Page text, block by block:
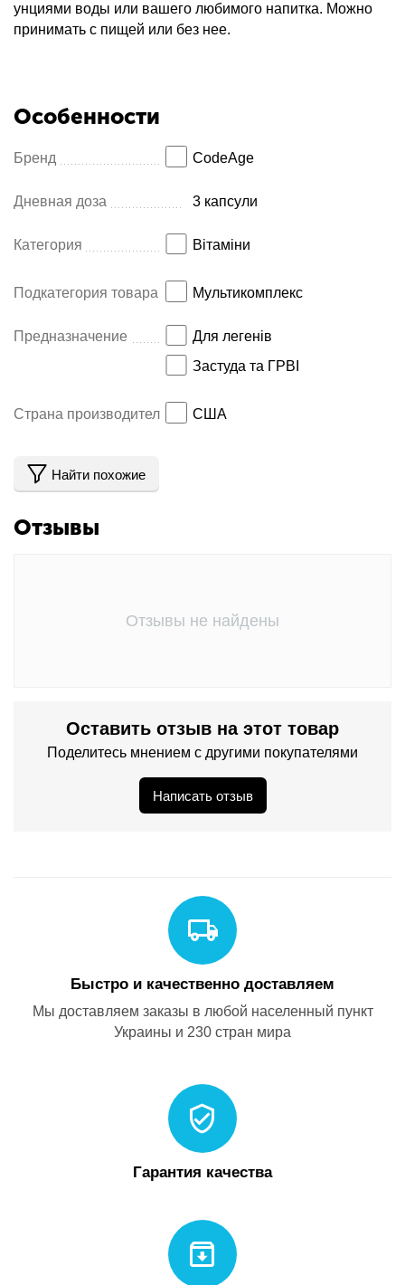
унциями воды или вашего любимого напитка. Можно
принимать с пищей или без нее.
Особенности
Бренд CodeAge
Дневная доза 3 капсули
Категория Вітаміни
Подкатегория товара Мультикомплекс
Предназначение
Для легенів
Застуда та ГРВІ
Страна производитель США
Найти похожие
Отзывы
Отзывы не найдены
Оставить отзыв на этот товар
Поделитесь мнением с другими покупателями
Написать отзыв
Быстро и качественно доставляем
Мы доставляем заказы в любой населенный пункт
Украины и 230 стран мира
Гарантия качества